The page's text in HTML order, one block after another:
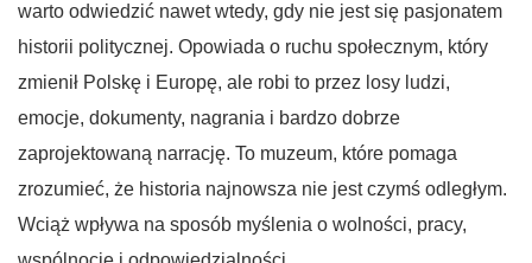
warto odwiedzić nawet wtedy, gdy nie jest się pasjonatem
historii politycznej. Opowiada o ruchu społecznym, który
zmienił Polskę i Europę, ale robi to przez losy ludzi,
emocje, dokumenty, nagrania i bardzo dobrze
zaprojektowaną narrację. To muzeum, które pomaga
zrozumieć, że historia najnowsza nie jest czymś odległym.
Wciąż wpływa na sposób myślenia o wolności, pracy,